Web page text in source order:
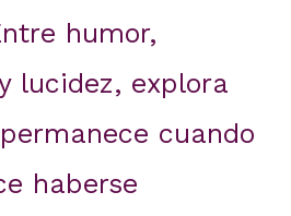
humor,
lucidez, explora
cuando
haberse